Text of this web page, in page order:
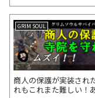
GRIM SOUL
商人の保護が実装され
れもこれまた難しい！